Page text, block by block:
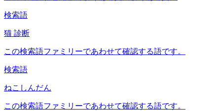
検索語
猫 診断
この検索語ファミリーであわせて確認する語です。
検索語
ねこしんだん
この検索語ファミリーであわせて確認する語です。